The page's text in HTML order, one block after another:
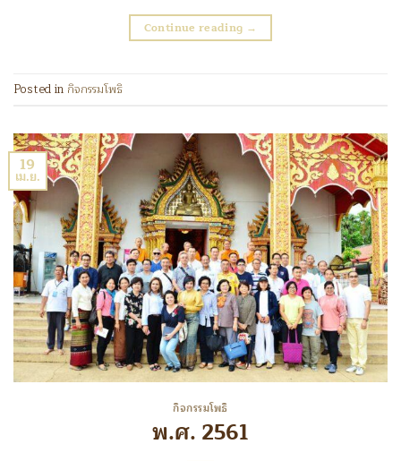
Continue reading →
Posted in กิจกรรมโพธิ
19
เม.ย.
กิจกรรมโพธิ
พ.ศ. 2561